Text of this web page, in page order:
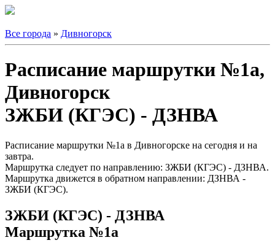
Все города » Дивногорск
Расписание маршрутки №1а,
Дивногорск
ЗЖБИ (КГЭС) - ДЗНВА
Расписание маршрутки №1а в Дивногорске на сегодня и на
завтра.
Маршрутка следует по направлению: ЗЖБИ (КГЭС) - ДЗНВА.
Маршрутка движется в обратном направлении: ДЗНВА -
ЗЖБИ (КГЭС).
ЗЖБИ (КГЭС) - ДЗНВА
Маршрутка №1а